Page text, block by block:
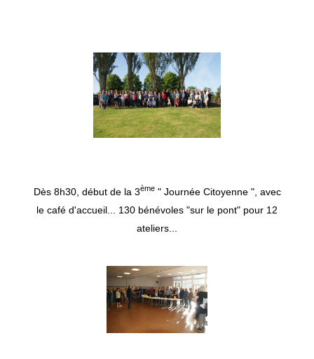
Dès 8h30, début de la 3ème" Journée Citoyenne ", avec
le café d'accueil... 130 bénévoles "sur le pont" pour 12
ateliers...